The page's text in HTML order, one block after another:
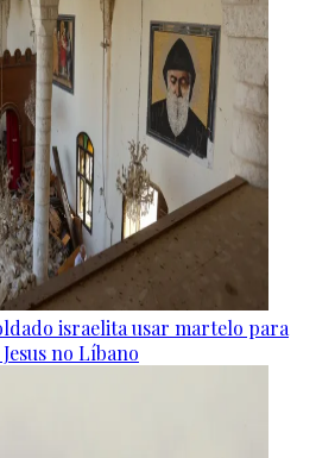
israelita usar martelo para
no Líbano